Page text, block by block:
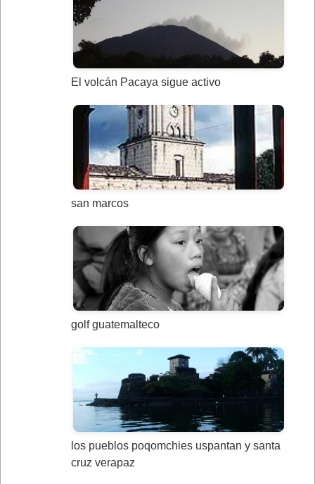
El volcán Pacaya sigue activo
san marcos
golf guatemalteco
los pueblos poqomchies uspantan y santa
cruz verapaz